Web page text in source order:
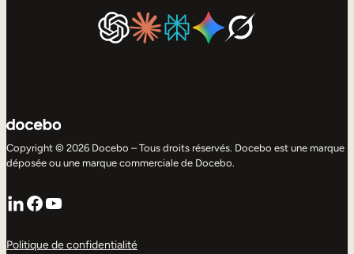
Copyright © 2026 Docebo – Tous droits réservés. Docebo est une marque
déposée ou une marque commerciale de Docebo.
LinkedIn
Facebook
YouTube
Politique de confidentialité